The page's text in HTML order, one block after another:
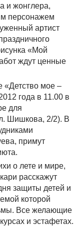
и жонглера,
персонажем
артист
«Мой
ждут ценные
«Детство мое –
года в 11.00 в
для
Шишкова, 2/2). В
примут
о лете и мире,
расскажут
защиты детей и
которой
Все желающие
и эстафетах.